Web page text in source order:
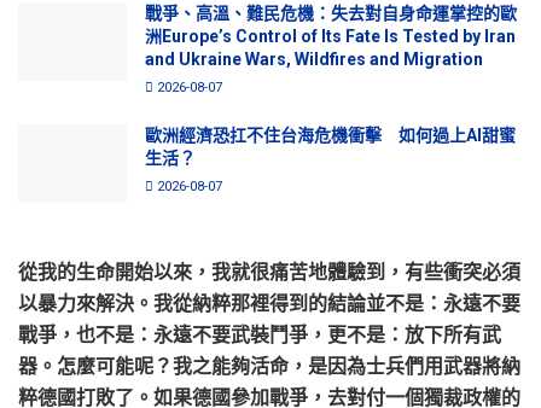
戰爭、高溫、難民危機：失去對自身命運掌控的歐
洲Europe’s Control of Its Fate Is Tested by Iran
and Ukraine Wars, Wildfires and Migration
2026-08-07
歐洲經濟恐扛不住台海危機衝擊 如何過上AI甜蜜
生活？
2026-08-07
從我的生命開始以來，我就很痛苦地體驗到，有些衝突必須
以暴力來解決。我從納粹那裡得到的結論並不是：永遠不要
戰爭，也不是：永遠不要武裝鬥爭，更不是：放下所有武
器。怎麼可能呢？我之能夠活命，是因為士兵們用武器將納
粹德國打敗了。如果德國參加戰爭，去對付一個獨裁政權的